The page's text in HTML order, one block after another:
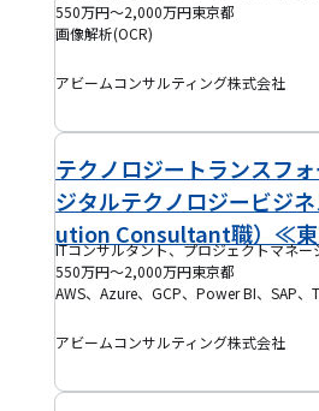
550万円～2,000万円東京都
画像解析(OCR)
アビームコンサルティング株式会社
テクノロジートランスフ
ジタルテクノロジービジ
ution Consultant職）≪
550万円～2,000万円東京都
アビームコンサルティング株式会社